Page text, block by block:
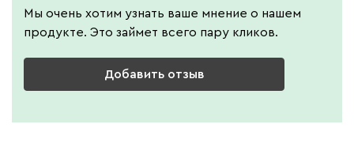
Мы очень хотим узнать ваше мнение о нашем
продукте. Это займет всего пару кликов.
Добавить отзыв